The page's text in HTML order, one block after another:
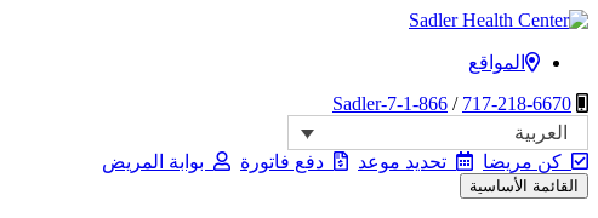
انتقل
المحتوى
مركز سادلر الصحي
المواقع
717-218-6670
/
1-866-Sadler-7
العربية
كن مريضا
تحديد موعد دفع فاتورة بوابة المريض
القائمة الأساسية